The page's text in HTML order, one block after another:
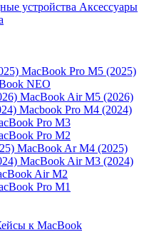
Аксессуары
MacBook Pro M5 (2025)
NEO
MacBook Air M5 (2026)
Macbook Pro M4 (2024)
Pro M3
Pro M2
MacBook Ar M4 (2025)
MacBook Air M3 (2024)
Air M2
Pro M1
к MacBook